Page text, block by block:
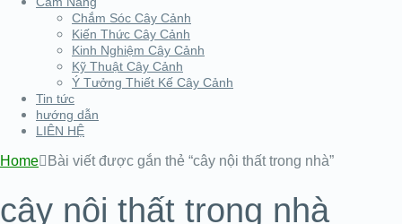
Chắm Sóc Cây Cảnh
Kiến Thức Cây Cảnh
Kinh Nghiệm Cây Cảnh
Kỹ Thuật Cây Cảnh
Ý Tưởng Thiết Kế Cây Cảnh
Tin tức
hướng dẫn
LIÊN HỆ
Home Bài viết được gắn thẻ “cây nội thất trong nhà”
cây nội thất trong nhà